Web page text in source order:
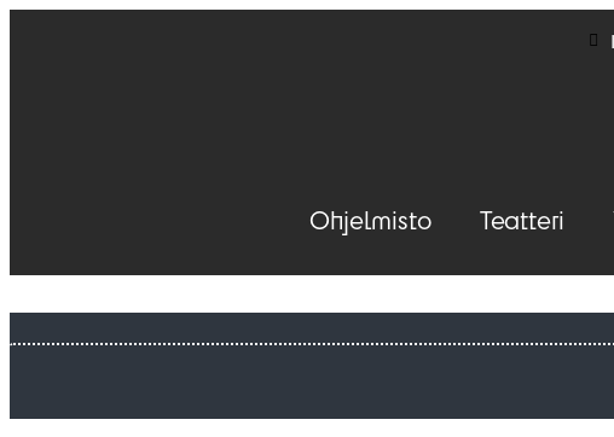
Ohjelmisto Teatteri